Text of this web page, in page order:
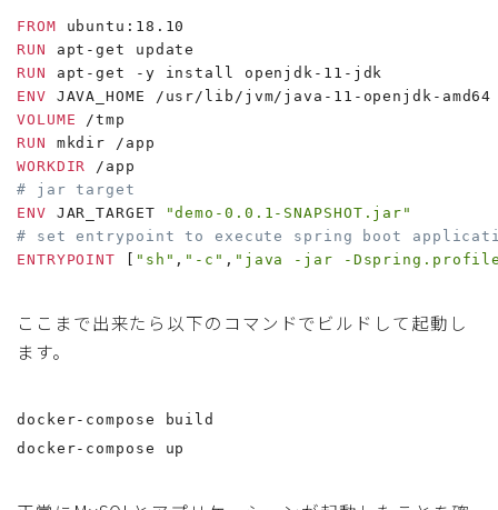
FROM ubuntu:18.10
RUN
apt-get update
RUN
apt-get -y install openjdk-11-jdk
ENV JAVA_HOME /usr/lib/jvm/java-11-openjdk-amd64
VOLUME /tmp
RUN
mkdir /app
WORKDIR
/app
# jar target
ENV JAR_TARGET
"demo-0.0.1-SNAPSHOT.jar"
# set entrypoint to execute spring boot
ENTRYPOINT
"sh" , "-c" , "java -jar -
ここまで出来たら以下のコマンドでビルドして起動し
ます。
docker-compose build
docker-compose up